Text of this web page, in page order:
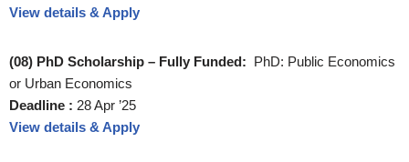
View details & Apply
(08) PhD Scholarship – Fully Funded: PhD: Public Economics
or Urban Economics
Deadline : 28 Apr ’25
View details & Apply